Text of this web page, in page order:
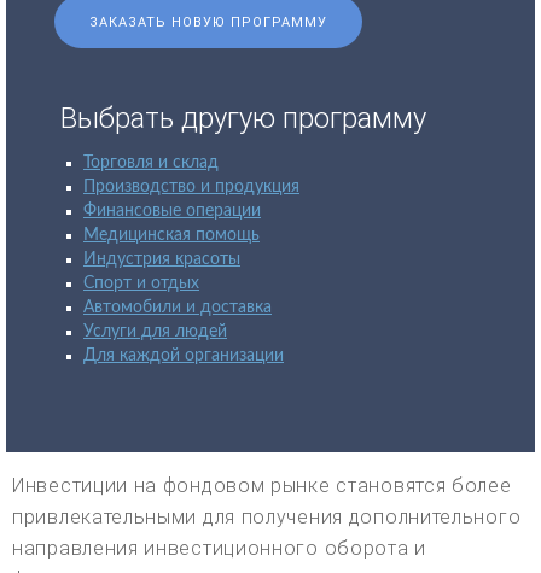
ЗАКАЗАТЬ НОВУЮ ПРОГРАММУ
Выбрать другую программу
Торговля и склад
Производство и продукция
Финансовые операции
Медицинская помощь
Индустрия красоты
Спорт и отдых
Автомобили и доставка
Услуги для людей
Для каждой организации
Инвестиции на фондовом рынке становятся более
привлекательными для получения дополнительного
направления инвестиционного оборота и